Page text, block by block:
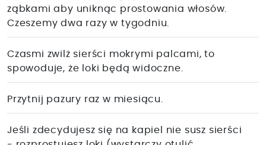
ząbkami aby uniknąc prostowania włosów.
Czeszemy dwa razy w tygodniu.
Czasmi zwilż sierści mokrymi palcami, to
spowoduje, że loki będą widoczne.
Przytnij pazury raz w miesiącu.
Jeśli zdecydujesz się na kapiel nie susz sierści